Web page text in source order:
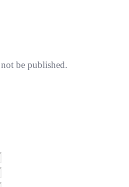
be published.